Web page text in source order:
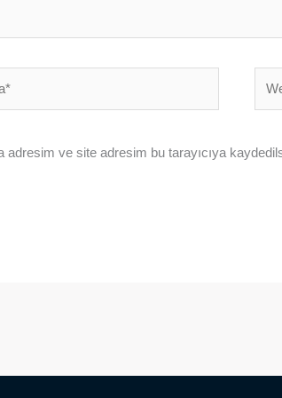
adresim ve site adresim bu tarayıcıya